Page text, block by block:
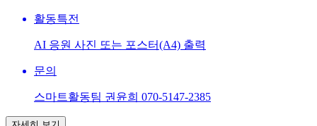
활동특전
AI 응원 사진 또는 포스터(A4) 출력
문의
스마트활동팀 권윤희 070-5147-2385